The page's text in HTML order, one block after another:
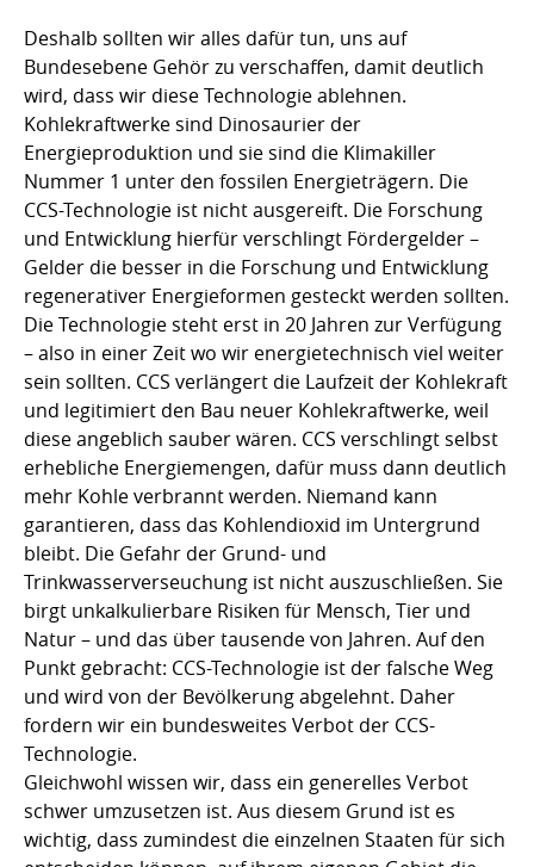
Deshalb sollten wir alles dafür tun, uns auf
Bundesebene Gehör zu verschaffen, damit deutlich
wird, dass wir diese Technologie ablehnen.
Kohlekraftwerke sind Dinosaurier der
Energieproduktion und sie sind die Klimakiller
Nummer 1 unter den fossilen Energieträgern. Die
CCS-Technologie ist nicht ausgereift. Die Forschung
und Entwicklung hierfür verschlingt Fördergelder –
Gelder die besser in die Forschung und Entwicklung
regenerativer Energieformen gesteckt werden sollten.
Die Technologie steht erst in 20 Jahren zur Verfügung
– also in einer Zeit wo wir energietechnisch viel weiter
sein sollten. CCS verlängert die Laufzeit der Kohlekraft
und legitimiert den Bau neuer Kohlekraftwerke, weil
diese angeblich sauber wären. CCS verschlingt selbst
erhebliche Energiemengen, dafür muss dann deutlich
mehr Kohle verbrannt werden. Niemand kann
garantieren, dass das Kohlendioxid im Untergrund
bleibt. Die Gefahr der Grund- und
Trinkwasserverseuchung ist nicht auszuschließen. Sie
birgt unkalkulierbare Risiken für Mensch, Tier und
Natur – und das über tausende von Jahren. Auf den
Punkt gebracht: CCS-Technologie ist der falsche Weg
und wird von der Bevölkerung abgelehnt. Daher
fordern wir ein bundesweites Verbot der CCS-
Technologie.
Gleichwohl wissen wir, dass ein generelles Verbot
schwer umzusetzen ist. Aus diesem Grund ist es
wichtig, dass zumindest die einzelnen Staaten für sich